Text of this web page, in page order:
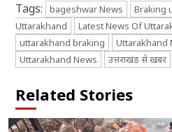
Tags: bageshwar News Braking
Uttarakhand
Latest News Of
uttarakhand braking
Uttarakhand
Uttarakhand News
उत्तराखंड से खबर
Related Stories